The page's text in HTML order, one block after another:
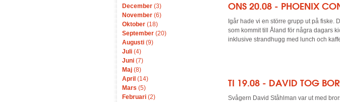
December (3)
November (6)
Oktober (18)
September (20)
Augusti (9)
Juli (4)
Juni (7)
Maj (8)
April (14)
Mars (5)
Februari (2)
ONS 20.08 - PHOENIX
Igår hade vi en större grupp ut på fiske.
som kommit till Åland för några dagars
inklusive strandhugg med lunch och
TI 19.08 - DAVID TOG
Svågern David Ståhlman var ut med